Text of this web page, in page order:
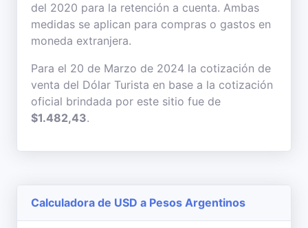
del 2020 para la retención a cuenta. Ambas
medidas se aplican para compras o gastos en
moneda extranjera.
Para el 20 de Marzo de 2024 la cotización de
venta del Dólar Turista en base a la cotización
oficial brindada por este sitio fue de
$1.482,43.
Calculadora de USD a Pesos Argentinos